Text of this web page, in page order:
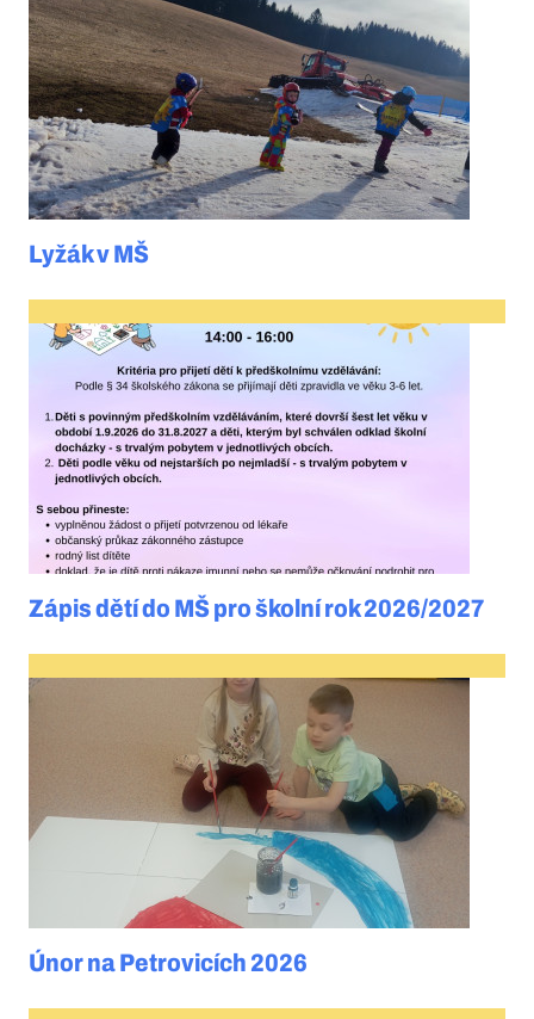
Lyžák v MŠ
Zápis dětí do MŠ pro školní rok 2026/2027
Únor na Petrovicích 2026